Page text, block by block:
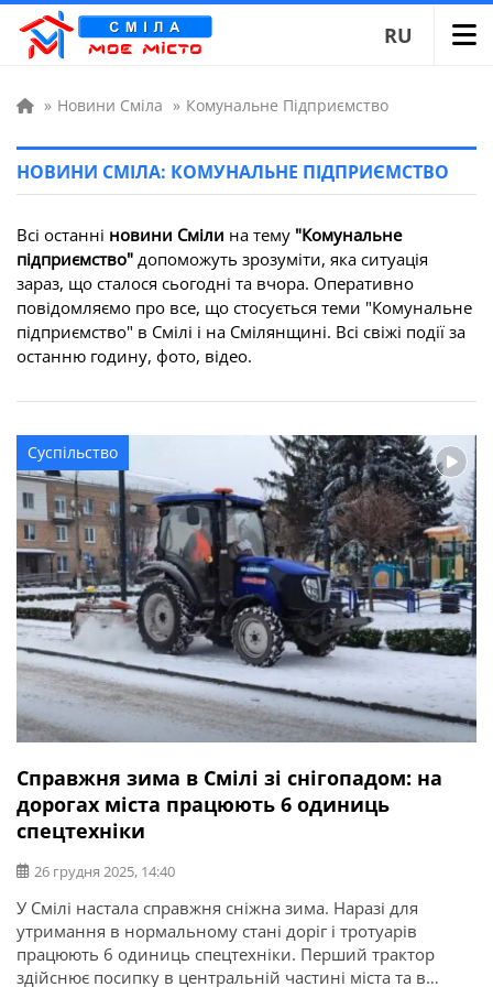
RU
» Новини Сміла » Комунальне Підприємство
НОВИНИ СМІЛА: КОМУНАЛЬНЕ ПІДПРИЄМСТВО
Всі останні новини Сміли на тему "Комунальне
підприємство" допоможуть зрозуміти, яка ситуація
зараз, що сталося сьогодні та вчора. Оперативно
повідомляємо про все, що стосується теми "Комунальне
підприємство" в Смілі і на Смілянщині. Всі свіжі події за
останню годину, фото, відео.
Суспільство
Справжня зима в Смілі зі снігопадом: на
дорогах міста працюють 6 одиниць
спецтехніки
26 грудня 2025, 14:40
У Смілі настала справжня сніжна зима. Наразі для
утримання в нормальному стані доріг і тротуарів
працюють 6 одиниць спецтехніки. Перший трактор
здійснює посипку в центральній частині міста та в